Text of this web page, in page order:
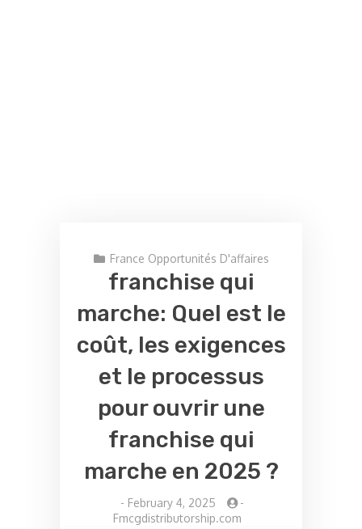
France Opportunités D'affaires
franchise qui
marche: Quel est le
coût, les exigences
et le processus
pour ouvrir une
franchise qui
marche en 2025 ?
- February 4, 2025
-
Fmcgdistributorship.com